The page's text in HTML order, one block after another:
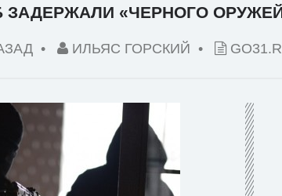
ЗАДЕРЖАЛИ «ЧЕРНОГО
• ИЛЬЯС ГОРСКИЙ •